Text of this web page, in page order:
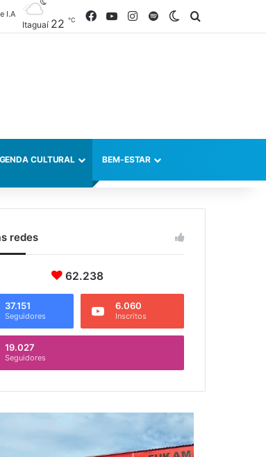
I.A
Itaguaí 22 ℃ FacebookYouTubeInstagram
SpotifySwitch skin
CULTURAL BEM-ESTAR
redes
62.238
37.151
Seguidores
6.060
Inscritos
19.027
Seguidores